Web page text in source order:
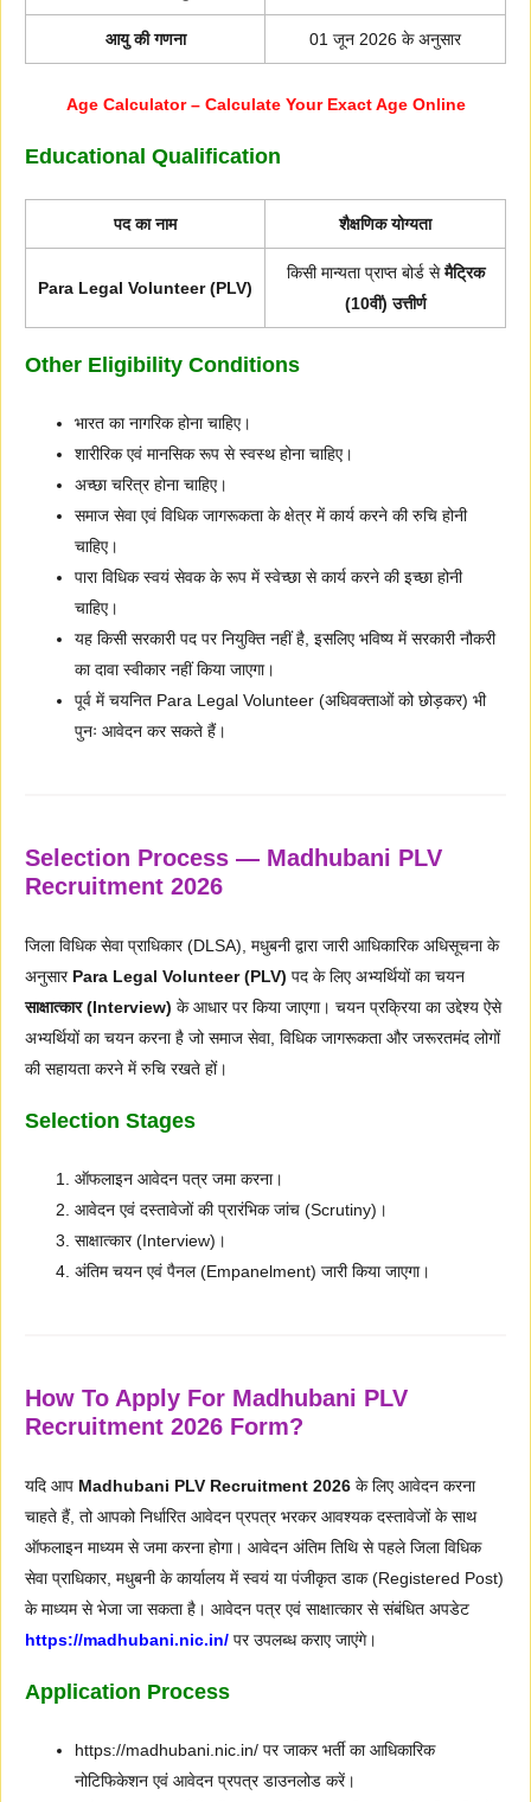
आयु की गणना 01 जून 2026 के अनुसार
Age Calculator – Calculate Your Exact Age Online
Educational Qualification
पद का नाम शैक्षणिक योग्यता
Para Legal Volunteer (PLV)
किसी मान्यता प्राप्त बोर्ड सेमैट्रिक
(10वीं) उत्तीर्ण
Other Eligibility Conditions
भारत का नागरिक होना चाहिए।
शारीरिक एवं मानसिक रूप से स्वस्थ होना चाहिए।
अच्छा चरित्र होना चाहिए।
समाज सेवा एवं विधिक जागरूकता के क्षेत्र में कार्य करने की रुचि होनी
चाहिए।
पारा विधिक स्वयं सेवक के रूप में स्वेच्छा से कार्य करने की इच्छा होनी
चाहिए।
यह किसी सरकारी पद पर नियुक्ति नहीं है, इसलिए भविष्य में सरकारी नौकरी
का दावा स्वीकार नहीं किया जाएगा।
पूर्व में चयनित Para Legal Volunteer (अधिवक्ताओं को छोड़कर) भी
पुनः आवेदन कर सकते हैं।
Selection Process — Madhubani PLV
Recruitment 2026
जिला विधिक सेवा प्राधिकार (DLSA), मधुबनी द्वारा जारी आधिकारिक अधिसूचना के
अनुसार Para Legal Volunteer (PLV) पद के लिए अभ्यर्थियों का चयन
साक्षात्कार (Interview) के आधार पर किया जाएगा। चयन प्रक्रिया का उद्देश्य ऐसे
अभ्यर्थियों का चयन करना है जो समाज सेवा, विधिक जागरूकता और जरूरतमंद लोगों
की सहायता करने में रुचि रखते हों।
Selection Stages
ऑफलाइन आवेदन पत्र जमा करना।
आवेदन एवं दस्तावेजों की प्रारंभिक जांच (Scrutiny)।
साक्षात्कार (Interview)।
अंतिम चयन एवं पैनल (Empanelment) जारी किया जाएगा।
How To Apply For Madhubani PLV
Recruitment 2026 Form?
यदि आप Madhubani PLV Recruitment 2026 के लिए आवेदन करना
चाहते हैं, तो आपको निर्धारित आवेदन प्रपत्र भरकर आवश्यक दस्तावेजों के साथ
ऑफलाइन माध्यम से जमा करना होगा। आवेदन अंतिम तिथि से पहले जिला विधिक
सेवा प्राधिकार, मधुबनी के कार्यालय में स्वयं या पंजीकृत डाक (Registered Post)
के माध्यम से भेजा जा सकता है। आवेदन पत्र एवं साक्षात्कार से संबंधित अपडेट
https://madhubani.nic.in/ पर उपलब्ध कराए जाएंगे।
Application Process
https://madhubani.nic.in/ पर जाकर भर्ती का आधिकारिक
नोटिफिकेशन एवं आवेदन प्रपत्र डाउनलोड करें।